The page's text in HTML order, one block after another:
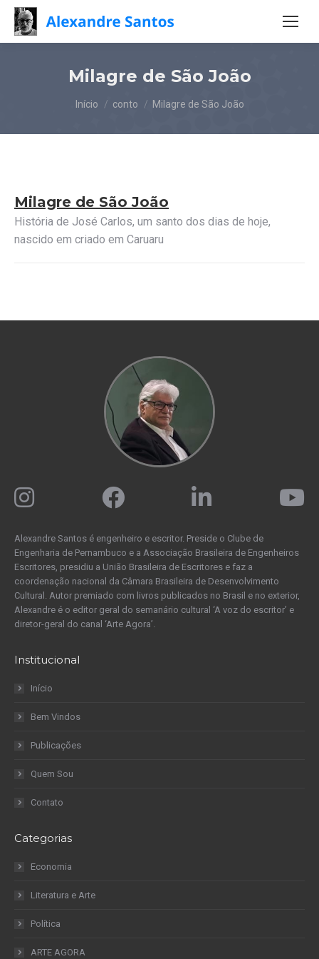
Milagre de São João
Você está aqui:
Início conto Milagre de São João
Milagre de São João
História de José Carlos, um santo dos dias de hoje,
nascido em criado em Caruaru
Alexandre Santos é engenheiro e escritor. Preside o Clube de
Engenharia de Pernambuco e a Associação Brasileira de Engenheiros
Escritores, presidiu a União Brasileira de Escritores e faz a
coordenação nacional da Câmara Brasileira de Desenvolvimento
Cultural. Autor premiado com livros publicados no Brasil e no exterior,
Alexandre é o editor geral do semanário cultural ‘A voz do escritor’ e
diretor-geral do canal ‘Arte Agora’.
Institucional
Início
Bem Vindos
Publicações
Quem Sou
Contato
Categorias
Economia
Literatura e Arte
Política
ARTE AGORA